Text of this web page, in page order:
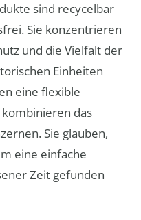
sind recycelbar
Sie konzentrieren
und die Vielfalt der
Einheiten
eine flexible
das
Sie glauben,
eine einfache
Zeit gefunden